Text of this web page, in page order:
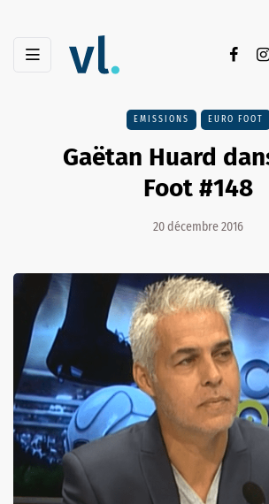
EMISSIONS EURO FOOT
Gaëtan Huard
Foot #148
20 décembre 2016